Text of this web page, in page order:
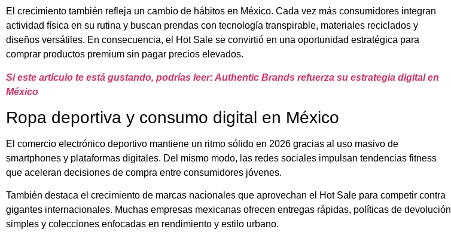
El crecimiento también refleja un cambio de hábitos en México. Cada vez más consumidores integran
actividad física en su rutina y buscan prendas con tecnología transpirable, materiales reciclados y
diseños versátiles. En consecuencia, el Hot Sale se convirtió en una oportunidad estratégica para
comprar productos premium sin pagar precios elevados.
Si este artículo te está gustando, podrías leer: Authentic Brands refuerza su estrategia digital en
México
Ropa deportiva y consumo digital en México
El comercio electrónico deportivo mantiene un ritmo sólido en 2026 gracias al uso masivo de
smartphones y plataformas digitales. Del mismo modo, las redes sociales impulsan tendencias fitness
que aceleran decisiones de compra entre consumidores jóvenes.
También destaca el crecimiento de marcas nacionales que aprovechan el Hot Sale para competir contra
gigantes internacionales. Muchas empresas mexicanas ofrecen entregas rápidas, políticas de devolución
simples y colecciones enfocadas en rendimiento y estilo urbano.